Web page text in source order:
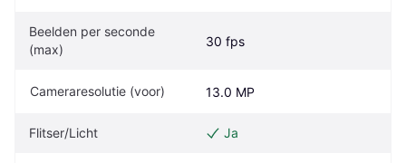
Beelden per seconde
(max)
30 fps
Cameraresolutie (voor) 13.0 MP
Flitser/Licht Ja